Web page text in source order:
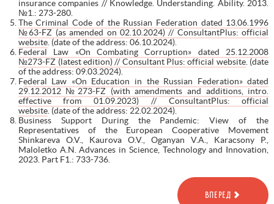
insurance companies // Knowledge. Understanding. Ability. 2013.
№1.: 273-280.
The Criminal Code of the Russian Federation dated 13.06.1996
№63-FZ (as amended on 02.10.2024) // ConsultantPlus: official
website. (date of the address: 06.10.2024).
Federal Law «On Combating Corruption» dated 25.12.2008
№273-FZ (latest edition) // Consultant Plus: official website. (date
of the address: 09.03.2024).
Federal Law «On Education in the Russian Federation» dated
29.12.2012 №273-FZ (with amendments and additions, intro.
effective from 01.09.2023) // ConsultantPlus: official
website. (date of the address: 22.02.2024).
Business Support During the Pandemic: View of the
Representatives of the European Cooperative Movement
Shinkareva O.V., Kaurova O.V., Oganyan V.A., Karacsony P.,
Maloletko A.N. Advances in Science, Technology and Innovation,
2023. Part F1.: 733-736.
ВПЕРЕД